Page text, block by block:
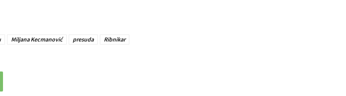
Miljana Kecmanović presuda
Ribnikar